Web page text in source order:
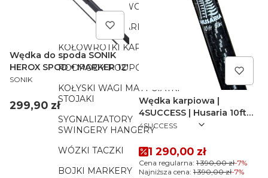
TORBY POKROWCE
PODBIERAKI KARPIOWE
KOŁOWROTKI KARPIOWE
RODPODY PODPÓRKI BUZZBARY
KOŁYSKI WAGI MATY SIATKI
STOJAKI
SYGNALIZATORY
SWINGERY HANGERY
WÓZKI TACZKI
BOJKI MARKERY
Wędka do spoda SONIK
HEROX SPOD + MARKER 12'
PRODUCENT
SONIK
Cena
299,90 zł
Wędka karpiowa |
4SUCCESS | Husaria 10ft
3,0lb
PRODUCENT
4SUCCESS
Cena promocyjna
1 290,00 zł
Cena regularna: 1 390,00 zł-7%
Najniższa cena: 1 390,00 zł-7%